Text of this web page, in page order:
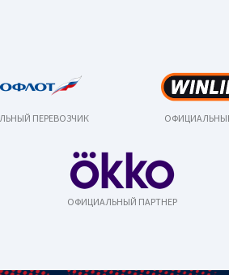
ПЕРЕВОЗЧИК
ОФИЦИАЛЬНЫЙ ПАРТНЕР